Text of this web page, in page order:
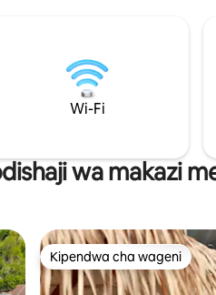
moja lakini tunajitegemea
kwenye nyumba ya
Besançon na Uswisi
Wi-Fi
wa makazi
Kipendwa cha wageni
Kipendwa cha wageni